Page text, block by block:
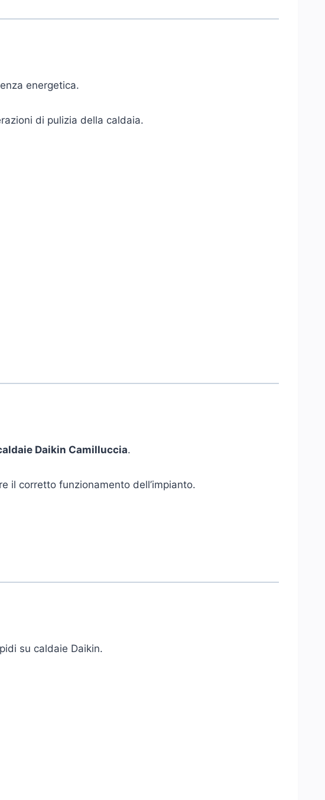
energetica.
di pulizia della caldaia.
Daikin Camilluccia.
il corretto funzionamento dell’impianto.
su caldaie Daikin.